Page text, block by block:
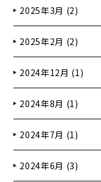
2025年3月 (2)
2025年2月 (2)
2024年12月 (1)
2024年8月 (1)
2024年7月 (1)
2024年6月 (3)